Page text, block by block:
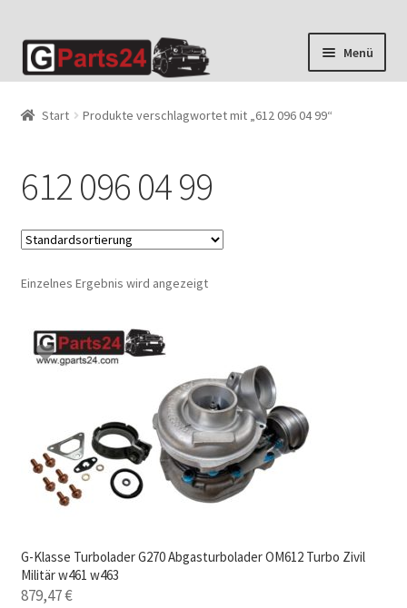
Zur
Navigation
Zum
Inhalt
Menü
Start Produkte verschlagwortet mit „612 096 04 99“
612 096 04 99
Einzelnes Ergebnis wird angezeigt
G-Klasse Turbolader G270 Abgasturbolader OM612 Turbo Zivil
Militär w461 w463
879,47€